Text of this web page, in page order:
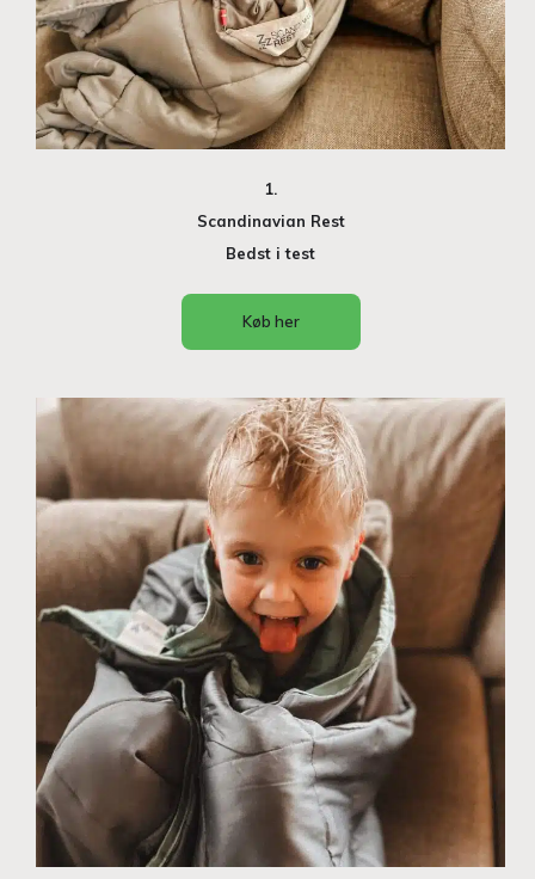
1.
Scandinavian Rest
Bedst i test
Køb her